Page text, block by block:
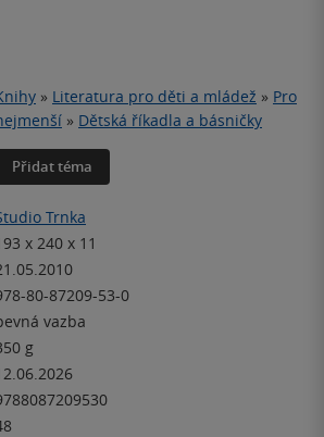
» Literatura pro děti a mládež » Pro
» Dětská říkadla a básničky
Přidat téma
Trnka
x 240 x 11
80-87209-53-0
vazba
g